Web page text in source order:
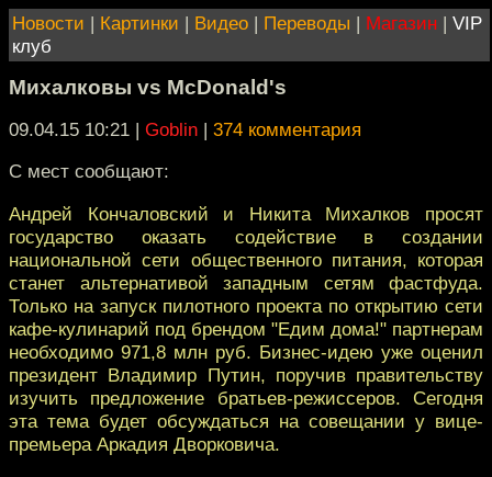
Новости | Картинки | Видео | Переводы | Магазин | VIP
клуб
Михалковы vs McDonald's
09.04.15 10:21 | Goblin | 374 комментария
С мест сообщают:
Андрей Кончаловский и Никита Михалков просят
государство оказать содействие в создании
национальной сети общественного питания, которая
станет альтернативой западным сетям фастфуда.
Только на запуск пилотного проекта по открытию сети
кафе-кулинарий под брендом "Едим дома!" партнерам
необходимо 971,8 млн руб. Бизнес-идею уже оценил
президент Владимир Путин, поручив правительству
изучить предложение братьев-режиссеров. Сегодня
эта тема будет обсуждаться на совещании у вице-
премьера Аркадия Дворковича.